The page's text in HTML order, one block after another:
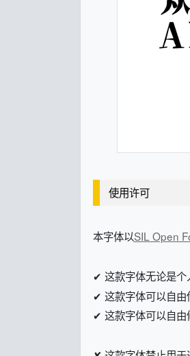
使用许可
本字体以SIL Open
✔ 这款字体无论是个
✔ 这款字体可以自由
✔ 这款字体可以自由